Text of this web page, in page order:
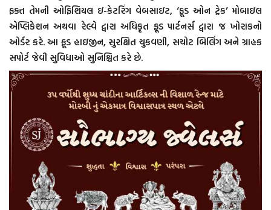
ફક્ત તેમની ઓફિશિયલ ઇ-કેટરિંગ વેબસાઇટ, ‘ફૂડ ઓન ટ્રેક’ મોબાઇલ
એપ્લિકેશન અથવા રેલ્વે દ્વારા અધિકૃત ફૂડ પાર્ટનર્સ દ્વારા જ ખોરાકનો
ઓર્ડર કરે. આ ફૂડ હાઇજીન, સુરક્ષિત ચુકવણી, સચોટ બિલિંગ અને ગ્રાહક
સપોર્ટ જેવી સુવિધાઓ સુનિશ્ચિત કરે છે.